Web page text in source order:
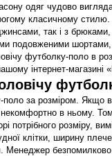
одяг чудово
класичному
так і з брюками,
подовженими
футболку-поло в
інтернет-магазині
за розміром. Якщо
в ньому.
потрібного розміру,
клітки, ширину
безпомилково